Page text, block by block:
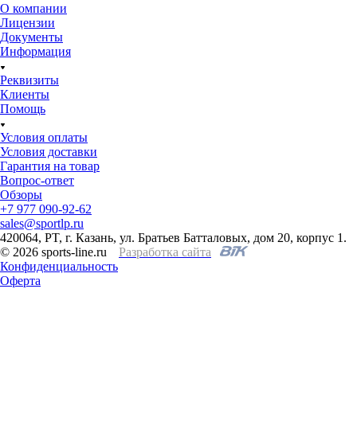
О компании
Лицензии
Документы
Информация
Реквизиты
Клиенты
Помощь
Условия оплаты
Условия доставки
Гарантия на товар
Вопрос-ответ
Обзоры
+7 977 090-92-62
sales@sportlp.ru
420064, PT, г. Казань, ул. Братьев Батталовых, дом 20, корпус 1.
© 2026 sports-line.ru
Разработка сайта
Конфиденциальность
Оферта